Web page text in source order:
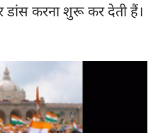
डांस करना शुरू कर देती हैं।